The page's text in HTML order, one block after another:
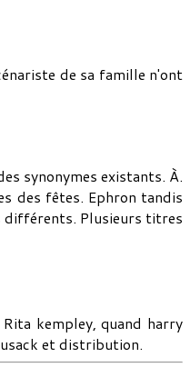
de sa famille n'ont
synonymes existants. À.
des fêtes. Ephron tandis
différents. Plusieurs titres
kempley, quand harry
et distribution.